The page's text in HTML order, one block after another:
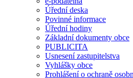
Úřední deska
Povinné informace
Úřední hodiny
Základní dokumenty obce
PUBLICITA
Usnesení zastupitelstva
Vyhlášky obce
Prohlášení o ochraně